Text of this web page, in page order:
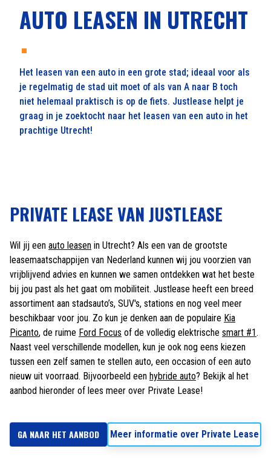
AUTO LEASEN IN UTRECHT
Het leasen van een auto in een grote stad; ideaal voor als
je regelmatig de stad uit moet of als van A naar B toch
niet helemaal praktisch is op de fiets. Justlease helpt je
graag in je zoektocht naar het leasen van een auto in het
prachtige Utrecht!
PRIVATE LEASE VAN JUSTLEASE
Wil jij een auto leasen in Utrecht? Als een van de grootste
leasemaatschappijen van Nederland kunnen wij jou voorzien van
vrijblijvend advies en kunnen we samen ontdekken wat het beste
bij jou past als het gaat om mobiliteit. Justlease heeft een breed
assortiment aan stadsauto’s, SUV's, stations en nog veel meer
beschikbaar voor jou. Zo kun je denken aan de populaire Kia
Picanto, de ruime Ford Focus of de volledig elektrische smart #1.
Naast veel verschillende modellen, kun je ook nog eens kiezen
tussen een zelf samen te stellen auto, een occasion of een auto
nieuw uit voorraad. Bijvoorbeeld een hybride auto? Bekijk al het
aanbod hieronder of lees meer over Private Lease!
GA NAAR HET AANBOD Meer informatie over Private Lease